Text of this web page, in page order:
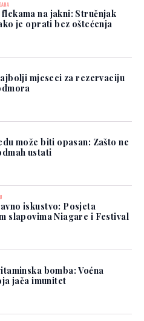
na jakni: Stručnjak
je oprati bez oštećenja
mjeseci za rezervaciju
može biti opasan: Zašto ne
ustati
iskustvo: Posjeta
slapovima Niagare i Festival
bomba: Voćna
jača imunitet